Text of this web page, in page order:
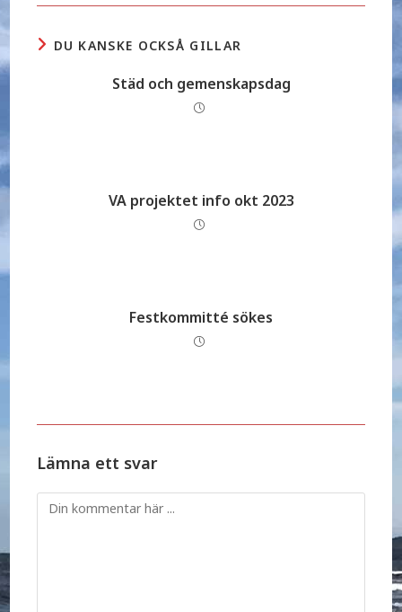
DU KANSKE OCKSÅ GILLAR
Städ och gemenskapsdag
VA projektet info okt 2023
Festkommitté sökes
Lämna ett svar